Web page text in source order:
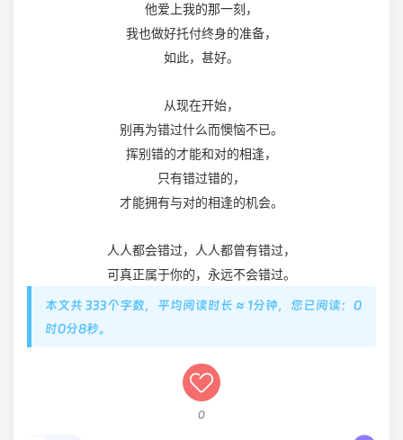
他爱上我的那一刻，
我也做好托付终身的准备，
如此，甚好。
从现在开始，
别再为错过什么而懊恼不已。
挥别错的才能和对的相逢，
只有错过错的，
才能拥有与对的相逢的机会。
人人都会错过，人人都曾有错过，
可真正属于你的，永远不会错过。
本文共 333个字数，平均阅读时长 ≈ 1分钟，您已阅读：0
时0分8秒。
0